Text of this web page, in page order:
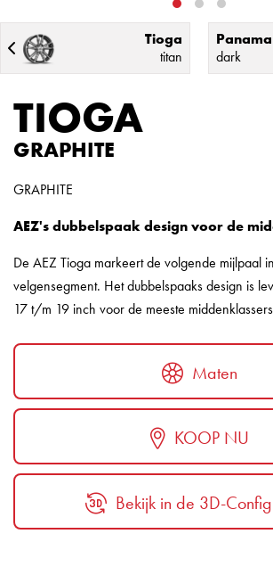
Tioga
titan
Panama
dark
TIOGA
GRAPHITE
GRAPHITE
AEZ's dubbelspaak design voor de
De AEZ Tioga markeert de volgende mijlpaal
velgensegment. Het dubbelspaaks design is
17 t/m 19 inch voor de meeste
Maten
KOOP NU
Bekijk in de 3D-